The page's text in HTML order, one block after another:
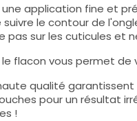
application fine et
le contour de
pas sur les cuticules et
flacon vous permet de
qualité
pour un résultat
!